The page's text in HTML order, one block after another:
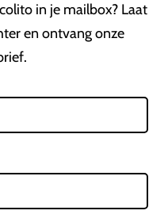
in je mailbox? Laat
en ontvang onze